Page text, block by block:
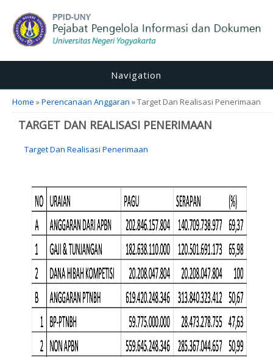
Navigation
You are here
Home »Perencanaan Anggaran » Target Dan Realisasi Penerimaan
TARGET DAN REALISASI PENERIMAAN
Target Dan Realisasi Penerimaan